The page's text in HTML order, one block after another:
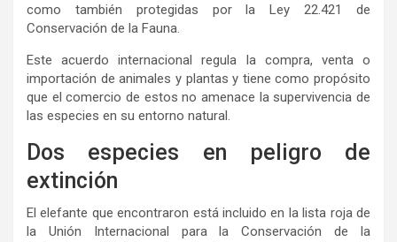
como también protegidas por la Ley 22.421 de
Conservación de la Fauna.
Este acuerdo internacional regula la compra, venta o
importación de animales y plantas y tiene como propósito
que el comercio de estos no amenace la supervivencia de
las especies en su entorno natural.
Dos especies en peligro de
extinción
El elefante que encontraron está incluido en la lista roja de
la Unión Internacional para la Conservación de la